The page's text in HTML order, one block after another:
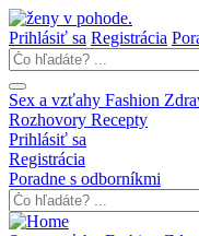
Prihlásiť sa Registrácia
Sex a vzťahy Fashion
Rozhovory Recepty
Prihlásiť sa
Registrácia
Poradne s odborníkmi